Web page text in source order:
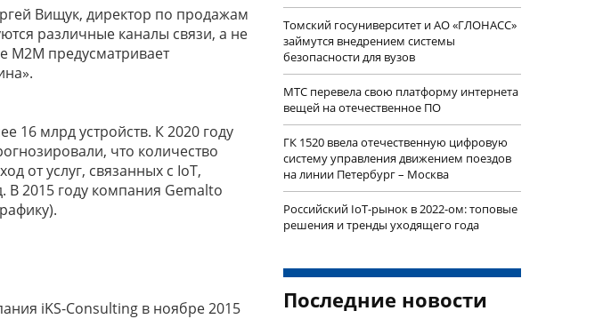
Вищук, директор по продажам
различные каналы связи, а не
M2M предусматривает
16 млрд устройств. К 2020 году
что количество
от услуг, связанных с IoT,
В 2015 году компания Gemalto
iKS-Consulting в ноябре 2015
Томский госуниверситет и АО «ГЛОНАСС»
займутся внедрением системы
безопасности для вузов
МТС перевела свою платформу интернета
вещей на отечественное ПО
ГК 1520 ввела отечественную цифровую
систему управления движением поездов
на линии Петербург – Москва
Российский IoT-рынок в 2022-ом: топовые
решения и тренды уходящего года
Последние новости